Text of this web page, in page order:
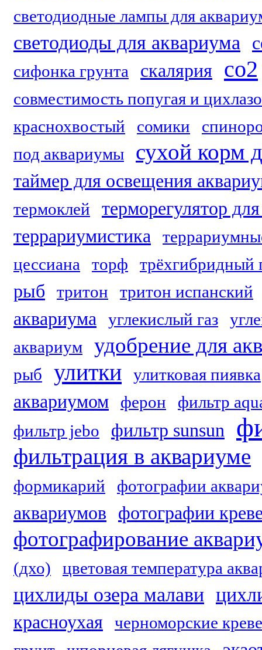
светодиодные лампы для
светодиоды для аквариума
сифонка грунта скалярия со2
совместимость попугая и
краснохвостый
сомики
под аквариумы
сухой корм
таймер для освещения
термоклей
терморегулятор
террариумистика
цессиана
торф трёхгибридный
рыб тритон тритон испанский
аквариума углекислый газ
аквариум
удобрение для
рыб улитки улитковая пиявка
аквариумом ферон
фильтр
фильтр jebo
фильтр sunsun
фильтрация в аквариуме
формикарий фотографии
аквариумов фотографии
фотографирование
(дхо) цветовая температура
цихлиды озера малави
красноухая
черноморские